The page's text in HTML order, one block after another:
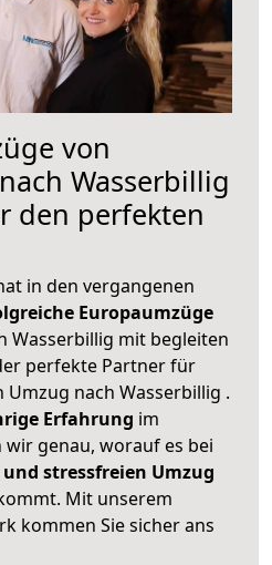
von
Wasserbillig
den perfekten
in den vergangenen
Europaumzüge
Wasserbillig mit begleiten
perfekte Partner für
nach Wasserbillig .
Erfahrung im
genau, worauf es bei
stressfreien Umzug
Mit unserem
kommen Sie sicher ans